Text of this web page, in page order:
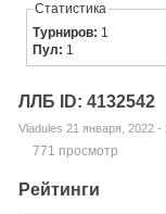
Статистика
Турниров: 1
Пул: 1
ЛЛБ ID: 4132542
Vladules 21 января, 2022 -
771 просмотр
Рейтинги